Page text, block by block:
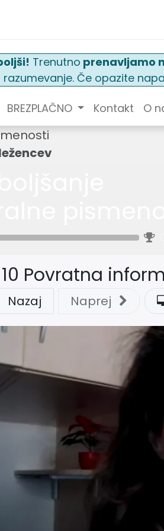
Trenutno prenavljamo
Če opazite
BREZPLAČNO Kontakt O
10 Povratna
Nazaj Naprej